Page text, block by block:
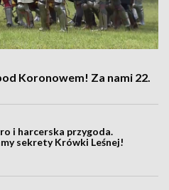
Koronowem! Za nami 22.
i harcerska przygoda.
sekrety Krówki Leśnej!